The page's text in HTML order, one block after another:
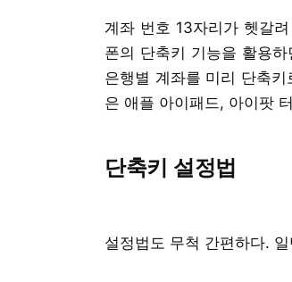
계좌 번호 13자리가 헷갈
폰의 단축키 기능을 활용
은행별 계좌를 미리 단축
은 애플 아이패드, 아이팟
단축키 설정법
설정법도 무척 간편하다.